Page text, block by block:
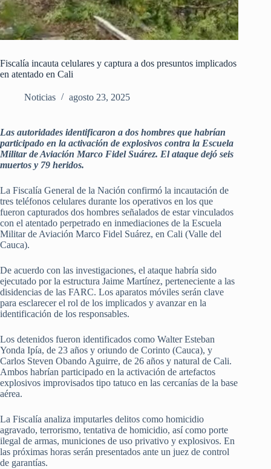
Fiscalía incauta celulares y captura a dos presuntos implicados
en atentado en Cali
Noticias agosto 23, 2025
Las autoridades identificaron a dos hombres que habrían
participado en la activación de explosivos contra la Escuela
Militar de Aviación Marco Fidel Suárez. El ataque dejó seis
muertos y 79 heridos.
La Fiscalía General de la Nación confirmó la incautación de
tres teléfonos celulares durante los operativos en los que
fueron capturados dos hombres señalados de estar vinculados
con el atentado perpetrado en inmediaciones de la Escuela
Militar de Aviación Marco Fidel Suárez, en Cali (Valle del
Cauca).
De acuerdo con las investigaciones, el ataque habría sido
ejecutado por la estructura Jaime Martínez, perteneciente a las
disidencias de las FARC. Los aparatos móviles serán clave
para esclarecer el rol de los implicados y avanzar en la
identificación de los responsables.
Los detenidos fueron identificados como Walter Esteban
Yonda Ipía, de 23 años y oriundo de Corinto (Cauca), y
Carlos Steven Obando Aguirre, de 26 años y natural de Cali.
Ambos habrían participado en la activación de artefactos
explosivos improvisados tipo tatuco en las cercanías de la base
aérea.
La Fiscalía analiza imputarles delitos como homicidio
agravado, terrorismo, tentativa de homicidio, así como porte
ilegal de armas, municiones de uso privativo y explosivos. En
las próximas horas serán presentados ante un juez de control
de garantías.